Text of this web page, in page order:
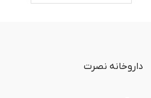
داروخانه نصرت